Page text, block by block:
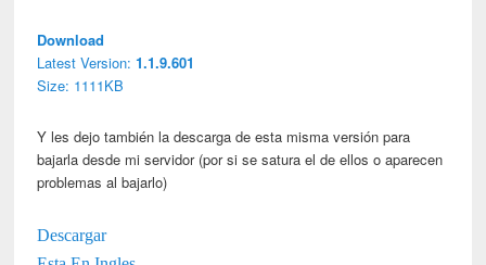
Download
Latest Version:1.1.9.601
Size: 1111KB
Y les dejo también la descarga de esta misma versión para
bajarla desde mi servidor (por si se satura el de ellos o aparecen
problemas al bajarlo)
Descargar